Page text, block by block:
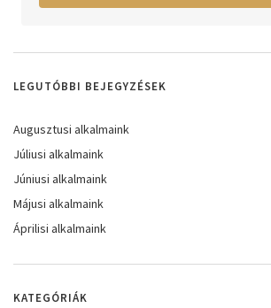
LEGUTÓBBI BEJEGYZÉSEK
Augusztusi alkalmaink
Júliusi alkalmaink
Júniusi alkalmaink
Májusi alkalmaink
Áprilisi alkalmaink
KATEGÓRIÁK